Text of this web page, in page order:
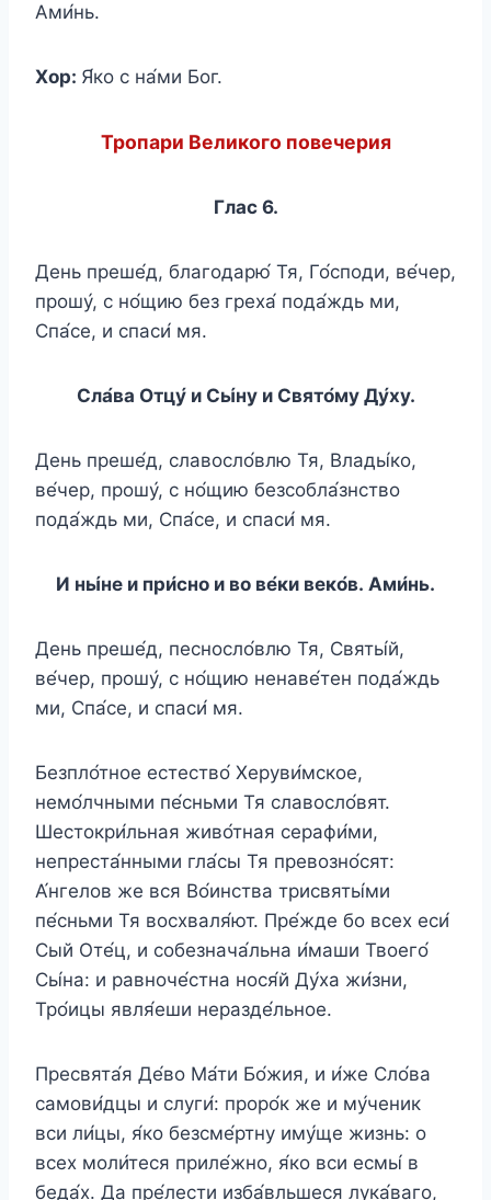
Ами́нь.
Хор: Я́ко с на́ми Бог.
Тропари Великого повечерия
Глас 6.
День преше́д, благодарю́ Тя, Го́споди, ве́чер,
прошу́, с но́щию без греха́ пода́ждь ми,
Спа́се, и спаси́ мя.
Сла́ва Отцу́ и Сы́ну и Свято́му Ду́ху.
День преше́д, славосло́влю Тя, Влады́ко,
ве́чер, прошу́, с но́щию безсобла́знство
пода́ждь ми, Спа́се, и спаси́ мя.
И ны́не и при́сно и во ве́ки веко́в. Ами́нь.
День преше́д, песносло́влю Тя, Святы́й,
ве́чер, прошу́, с но́щию ненаве́тен пода́ждь
ми, Спа́се, и спаси́ мя.
Безпло́тное естество́ Херуви́мское,
немо́лчными пе́сньми Тя славосло́вят.
Шестокри́льная живо́тная серафи́ми,
непреста́нными гла́сы Тя превозно́сят:
А́нгелов же вся Во́инства трисвяты́ми
пе́сньми Тя восхваля́ют. Пре́жде бо всех еси́
Сый Оте́ц, и собезнача́льна и́маши Твоего́
Сы́на: и равноче́стна нося́й Ду́ха жи́зни,
Тро́ицы явля́еши неразде́льное.
Пресвята́я Де́во Ма́ти Бо́жия, и и́же Сло́ва
самови́дцы и слуги́: проро́к же и му́ченик
вси ли́цы, я́ко безсме́ртну иму́ще жизнь: о
всех моли́теся приле́жно, я́ко вси есмы́ в
беда́х. Да пре́лести изба́вльшеся лука́ваго,